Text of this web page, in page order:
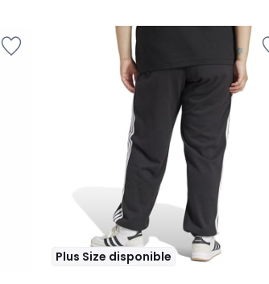
Plus Size disponible